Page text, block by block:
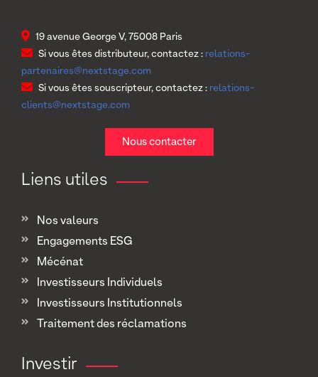
19 avenue George V, 75008 Paris
Si vous êtes distributeur, contactez : relations-
partenaires@nextstage.com
Si vous êtes souscripteur, contactez : relations-
clients@nextstage.com
Nous contacter
Liens utiles
Nos valeurs
Engagements ESG
Mécénat
Investisseurs Individuels
Investisseurs Institutionnels
Traitement des réclamations
Investir